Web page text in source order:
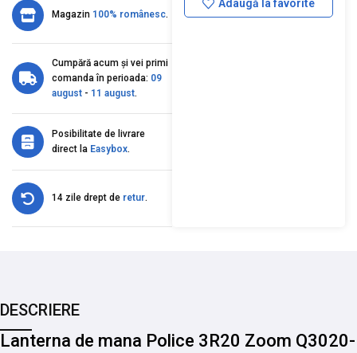
Magazin 100% românesc.
Cumpără acum și vei primi
comanda în perioada: 09
august - 11 august.
Posibilitate de livrare
direct la Easybox.
14 zile drept de retur.
Adaugă la favorite
DESCRIERE
Lanterna de mana Police 3R20 Zoom Q3020-